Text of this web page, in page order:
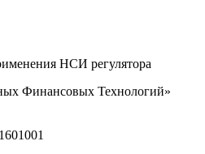
НСИ регулятора
Финансовых Технологий»